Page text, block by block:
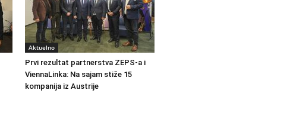
Aktuelno
Prvi rezultat partnerstva ZEPS-a i
ViennaLinka: Na sajam stiže 15
kompanija iz Austrije